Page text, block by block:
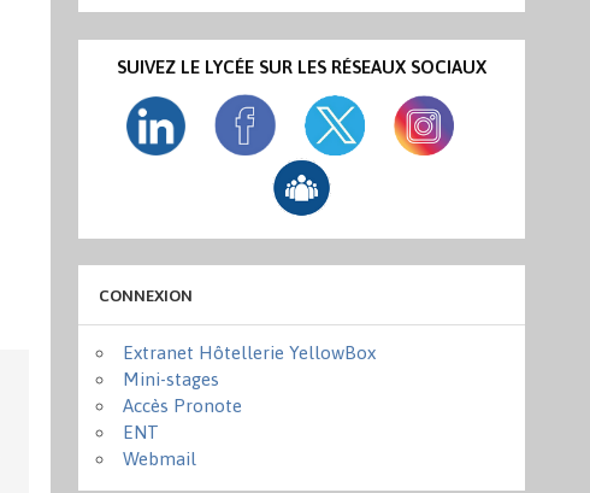
SUIVEZ LE LYCÉE SUR LES RÉSEAUX SOCIAUX
CONNEXION
Extranet Hôtellerie YellowBox
Mini-stages
Accès Pronote
ENT
Webmail